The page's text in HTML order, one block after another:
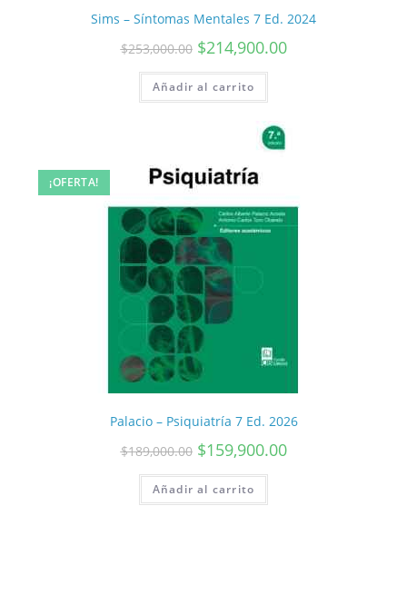
Sims – Síntomas Mentales 7 Ed. 2024
$253,000.00 $214,900.00
Añadir al carrito
¡OFERTA!
Palacio – Psiquiatría 7 Ed. 2026
$189,000.00 $159,900.00
Añadir al carrito